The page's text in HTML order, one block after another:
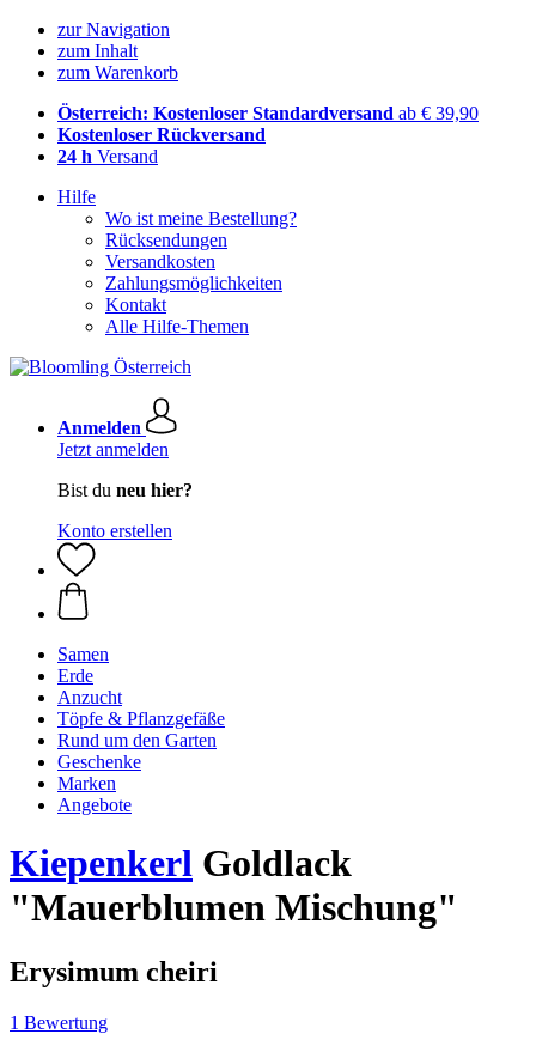
zur Navigation
zum Inhalt
zum Warenkorb
Österreich: Kostenloser Standardversand ab € 39,90
Kostenloser Rückversand
24 h Versand
Hilfe
Wo ist meine Bestellung?
Rücksendungen
Versandkosten
Zahlungsmöglichkeiten
Kontakt
Alle Hilfe-Themen
Anmelden
Jetzt anmelden
Bist du neu hier?
Konto erstellen
Samen
Erde
Anzucht
Töpfe & Pflanzgefäße
Rund um den Garten
Geschenke
Marken
Angebote
Kiepenkerl Goldlack
"Mauerblumen Mischung"
Erysimum cheiri
1 Bewertung